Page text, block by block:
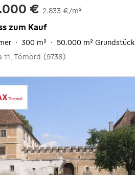
€ 2.833 €/m²
zum Kauf
· 300 m² · 50.000 m² Grundstück
11, Tömörd (9738)